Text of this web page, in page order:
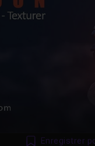
Enregistrer